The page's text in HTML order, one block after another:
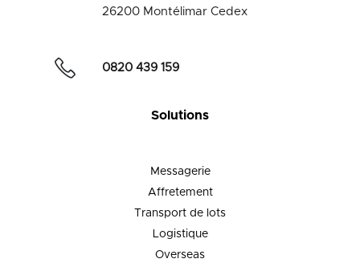
26200 Montélimar Cedex
0820 439 159
Solutions
Messagerie
Affretement
Transport de lots
Logistique
Overseas